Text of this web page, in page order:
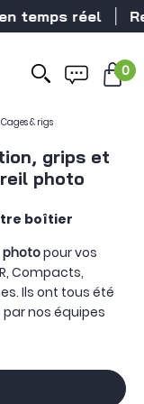
Revendeur
0
Cages & rigs
grips et
photo
boîtier
photopour vos
Compacts,
Ils ont tous été
nos équipes
smartphone
main lors de vos